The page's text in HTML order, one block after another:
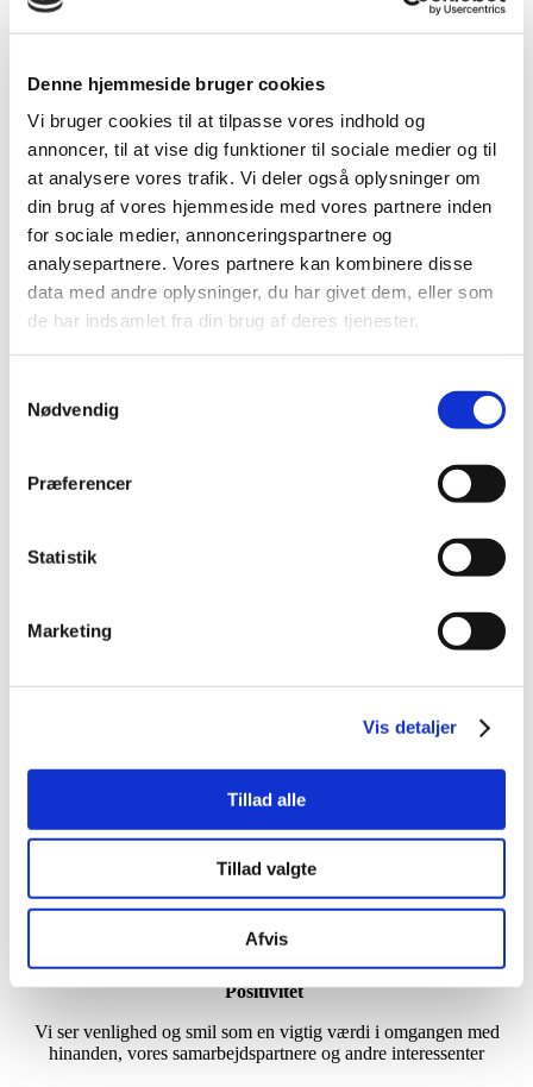
Denne hjemmeside bruger cookies
Vi bruger cookies til at tilpasse vores indhold og
annoncer, til at vise dig funktioner til sociale medier og til
at analysere vores trafik. Vi deler også oplysninger om
din brug af vores hjemmeside med vores partnere inden
for sociale medier, annonceringspartnere og
analysepartnere. Vores partnere kan kombinere disse
data med andre oplysninger, du har givet dem, eller som
de har indsamlet fra din brug af deres tjenester.
Nødvendig
Præferencer
Statistik
Marketing
Vis detaljer
Tillad alle
Tillad valgte
Afvis
Niels Graversens søn A.Peter Graversen overtog
virksomheden i begyndelsen af 1990’erne.
Christen B. Justesen
Christen B. Justesen ansættes som direktør i 1996. I 2001
starter generationsskiftet og Christen B. Justesen bliver
aktionær. Virksomheden skifter navn til NG Metal A/S.
1996
2020
I 2020 indtrådte Økonomidirektør Flemming H. Lind og
Ordentligthed
Vi bygger vores kultur på gensidig respekt i alle vores handlinger,
Vi er ambitiøse og vælger bevidst at se muligheder i nye situationer,
Vi søger ny viden og nye metoder i både det store og det små, for
altid at kunne levere den bedste ydelse
Positivitet
Vi ser venlighed og smil som en vigtig værdi i omgangen med
hinanden, vores samarbejdspartnere og andre interessenter